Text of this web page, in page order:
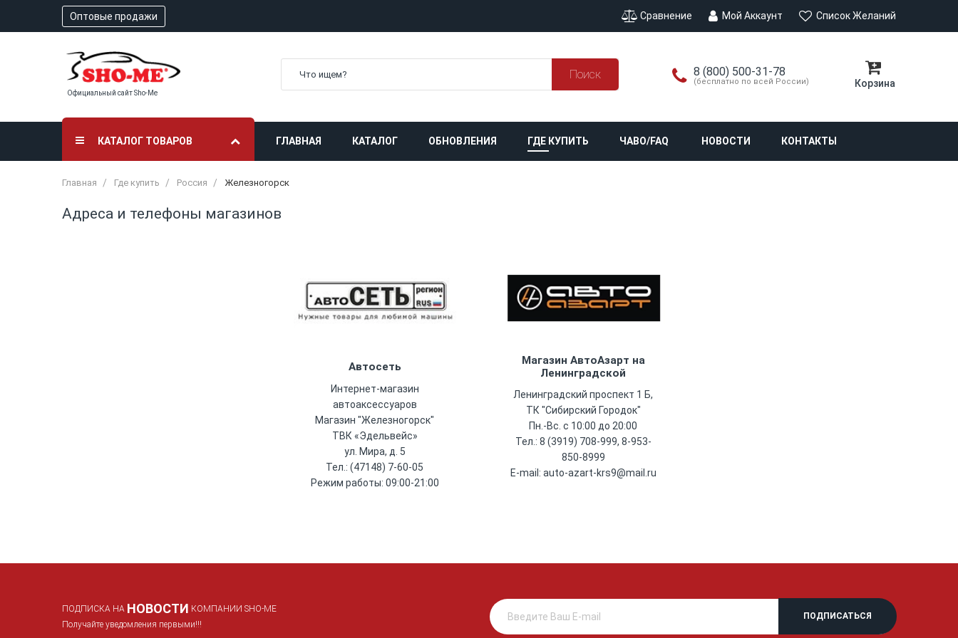
Оптовые продажи Сравнение Мой Аккаунт Список Желаний
Официальный сайт Sho-Me
Корзина
Поиск 8 (800) 500-31-78
(бесплатно по всей России)
КАТАЛОГ ТОВАРОВ ГЛАВНАЯ КАТАЛОГ ОБНОВЛЕНИЯ ГДЕ КУПИТЬ ЧАВО/FAQ НОВОСТИ КОНТАКТЫ
Главная Где купить Россия Железногорск
Адреса и телефоны магазинов
Автосеть
Интернет-магазин
автоаксессуаров
Магазин "Железногорск"
ТВК «Эдельвейс»
ул. Мира, д. 5
Тел.: (47148) 7-60-05
Режим работы: 09:00-21:00
Магазин АвтоАзарт на
Ленинградской
Ленинградский проспект 1 Б,
ТК "Сибирский Городок"
Пн.-Вс. с 10:00 до 20:00
Тел.: 8 (3919) 708-999, 8-953-
850-8999
E-mail: auto-azart-krs9@mail.ru
ПОДПИСКА НА НОВОСТИ КОМПАНИИ SHO-ME
Получайте уведомления первыми!!!